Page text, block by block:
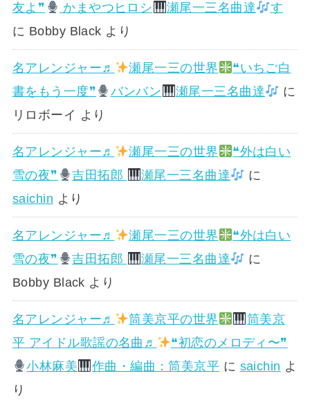
友よ❞
かまやつヒロシ 瀬尾一三名曲達
す
に Bobby Black より
名アレンジャー♬ 瀬尾一三の世界
❝いちご白
書をもう一度❞
バンバン 瀬尾一三名曲達
に
リロボーイ より
名アレンジャー♬ 瀬尾一三の世界
❝外は白い
雪の夜❞
吉田拓郎 瀬尾一三名曲達
に
saichin より
名アレンジャー♬ 瀬尾一三の世界
❝外は白い
雪の夜❞
吉田拓郎 瀬尾一三名曲達
に
Bobby Black より
名アレンジャー♬ 筒美京平の世界
筒美京
平 アイドル歌謡の名曲♬
❝初恋のメロディ〜❞
小林麻美
作曲・編曲：筒美京平 に saichin よ
り